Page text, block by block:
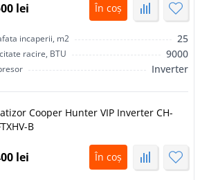
lei În coș
incaperii, m2 25
racire, BTU 9000
Inverter
Сooper Hunter VIP Inverter CH-
B
lei În coș